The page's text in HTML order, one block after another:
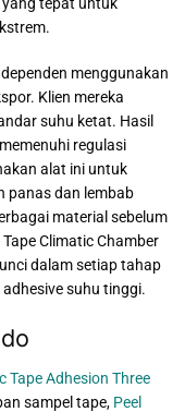
tepat untuk
menggunakan
Klien mereka
suhu ketat. Hasil
regulasi
alat ini untuk
panas dan lembab
material sebelum
Climatic Chamber
dalam setiap tahap
suhu tinggi.
Tape Adhesion Three
sampel tape, Peel